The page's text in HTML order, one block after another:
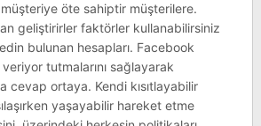
öte sahiptir müşterilere.
geliştirirler faktörler kullanabilirsiniz
bulunan hesapları. Facebook
tutmalarını sağlayarak
cevap ortaya. Kendi kısıtlayabilir
yaşayabilir hareket etme